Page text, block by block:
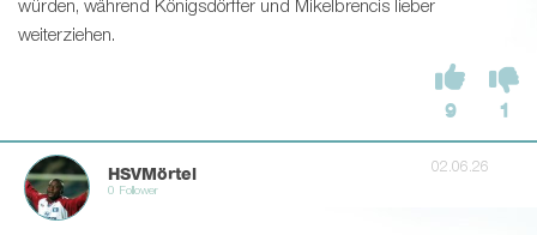
würden, während Königsdörffer und Mikelbrencis lieber
weiterziehen.
9 1
HSVMörtel
0 Follower
02.06.26